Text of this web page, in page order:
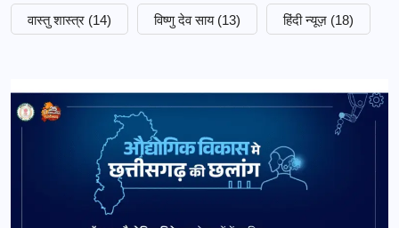
वास्तु शास्त्र (14) विष्णु देव साय (13) हिंदी न्यूज़ (18)